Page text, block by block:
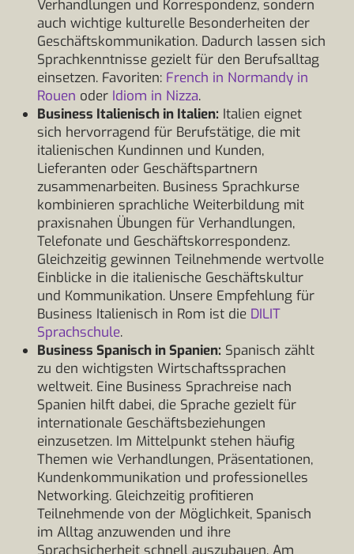
Verhandlungen und Korrespondenz, sondern
auch wichtige kulturelle Besonderheiten der
Geschäftskommunikation. Dadurch lassen sich
Sprachkenntnisse gezielt für den Berufsalltag
einsetzen. Favoriten: French in Normandy in
Rouen oder Idiom in Nizza.
Business Italienisch in Italien: Italien eignet
sich hervorragend für Berufstätige, die mit
italienischen Kundinnen und Kunden,
Lieferanten oder Geschäftspartnern
zusammenarbeiten. Business Sprachkurse
kombinieren sprachliche Weiterbildung mit
praxisnahen Übungen für Verhandlungen,
Telefonate und Geschäftskorrespondenz.
Gleichzeitig gewinnen Teilnehmende wertvolle
Einblicke in die italienische Geschäftskultur
und Kommunikation. Unsere Empfehlung für
Business Italienisch in Rom ist die DILIT
Sprachschule.
Business Spanisch in Spanien: Spanisch zählt
zu den wichtigsten Wirtschaftssprachen
weltweit. Eine Business Sprachreise nach
Spanien hilft dabei, die Sprache gezielt für
internationale Geschäftsbeziehungen
einzusetzen. Im Mittelpunkt stehen häufig
Themen wie Verhandlungen, Präsentationen,
Kundenkommunikation und professionelles
Networking. Gleichzeitig profitieren
Teilnehmende von der Möglichkeit, Spanisch
im Alltag anzuwenden und ihre